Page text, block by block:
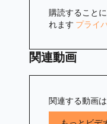
購読すること
れます プライ
関連動画
関連する動画